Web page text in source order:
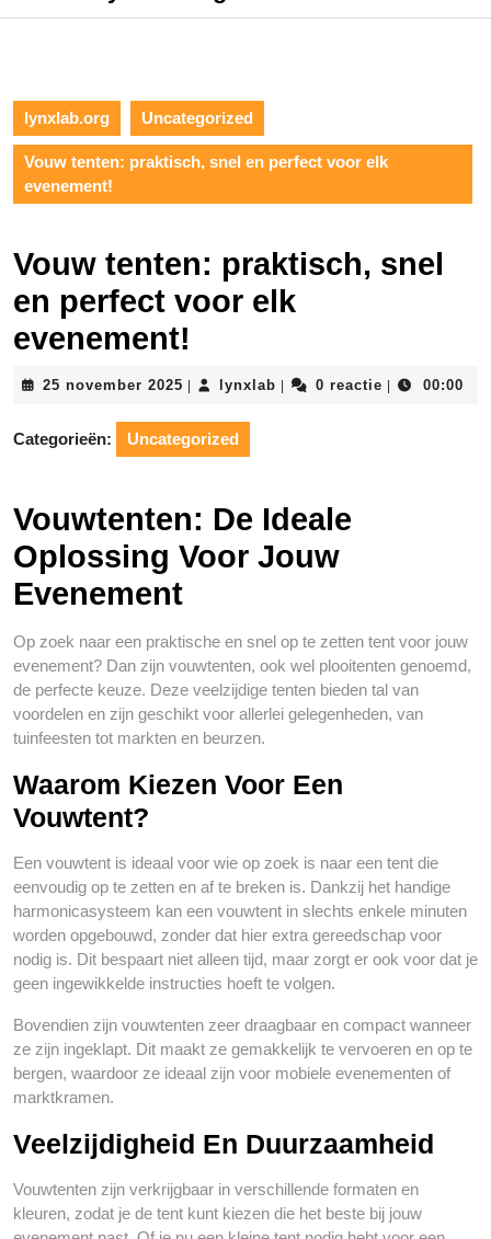
lynxlab.org Uncategorized
Vouw tenten: praktisch, snel en perfect voor elk
evenement!
Vouw tenten: praktisch, snel
en perfect voor elk
evenement!
25 november 2025 25
2025
lynxlab lynxlab0 reactie 00:00
Categorieën: Uncategorized
Vouwtenten: De Ideale
Oplossing Voor Jouw
Evenement
Op zoek naar een praktische en snel op te zetten tent voor jouw
evenement? Dan zijn vouwtenten, ook wel plooitenten genoemd,
de perfecte keuze. Deze veelzijdige tenten bieden tal van
voordelen en zijn geschikt voor allerlei gelegenheden, van
tuinfeesten tot markten en beurzen.
Waarom Kiezen Voor Een
Vouwtent?
Een vouwtent is ideaal voor wie op zoek is naar een tent die
eenvoudig op te zetten en af te breken is. Dankzij het handige
harmonicasysteem kan een vouwtent in slechts enkele minuten
worden opgebouwd, zonder dat hier extra gereedschap voor
nodig is. Dit bespaart niet alleen tijd, maar zorgt er ook voor dat je
geen ingewikkelde instructies hoeft te volgen.
Bovendien zijn vouwtenten zeer draagbaar en compact wanneer
ze zijn ingeklapt. Dit maakt ze gemakkelijk te vervoeren en op te
bergen, waardoor ze ideaal zijn voor mobiele evenementen of
marktkramen.
Veelzijdigheid En Duurzaamheid
Vouwtenten zijn verkrijgbaar in verschillende formaten en
kleuren, zodat je de tent kunt kiezen die het beste bij jouw